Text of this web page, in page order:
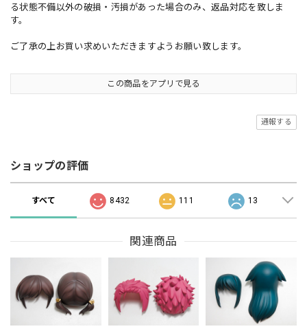
る状態不備以外の破損・汚損があった場合のみ、返品対応を致しま
す。
ご了承の上お買い求めいただきますようお願い致します。
この商品をアプリで見る
通報する
ショップの評価
すべて 8432 111 13
関連商品